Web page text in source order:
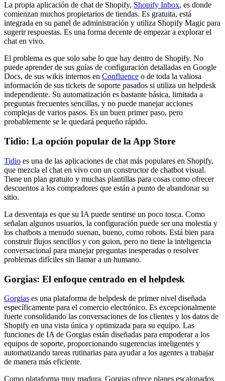
La propia aplicación de chat de Shopify, Shopify Inbox, es donde
comienzan muchos propietarios de tiendas. Es gratuita, está
integrada en su panel de administración y utiliza Shopify Magic para
sugerir respuestas. Es una forma decente de empezar a explorar el
chat en vivo.
El problema es que solo sabe lo que hay dentro de Shopify. No
puede aprender de sus guías de configuración detalladas en Google
Docs, de sus wikis internos en Confluence o de toda la valiosa
información de sus tickets de soporte pasados si utiliza un helpdesk
independiente. Su automatización es bastante básica, limitada a
preguntas frecuentes sencillas, y no puede manejar acciones
complejas de varios pasos. Es un buen primer paso, pero
probablemente se le quedará pequeño rápido.
Tidio: La opción popular de la App Store
Tidio es una de las aplicaciones de chat más populares en Shopify,
que mezcla el chat en vivo con un constructor de chatbot visual.
Tiene un plan gratuito y muchas plantillas para cosas como ofrecer
descuentos a los compradores que están a punto de abandonar su
sitio.
La desventaja es que su IA puede sentirse un poco tosca. Como
señalan algunos usuarios, la configuración puede ser una molestia y
los chatbots a menudo suenan, bueno, como robots. Está bien para
construir flujos sencillos y con guion, pero no tiene la inteligencia
conversacional para manejar preguntas inesperadas o resolver
problemas difíciles sin llamar a un humano.
Gorgias: El enfoque centrado en el helpdesk
Gorgias es una plataforma de helpdesk de primer nivel diseñada
específicamente para el comercio electrónico. Es excepcionalmente
fuerte consolidando las conversaciones de los clientes y los datos de
Shopify en una vista única y optimizada para su equipo. Las
funciones de IA de Gorgias están diseñadas para empoderar a los
equipos de soporte, proporcionando sugerencias inteligentes y
automatizando tareas rutinarias para ayudar a los agentes a trabajar
de manera más eficiente.
Como plataforma muy madura, Gorgias ofrece planes escalonados